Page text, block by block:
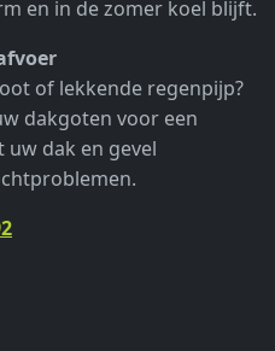
en in de zomer koel blijft.
of lekkende regenpijp?
dakgoten voor een
dak en gevel